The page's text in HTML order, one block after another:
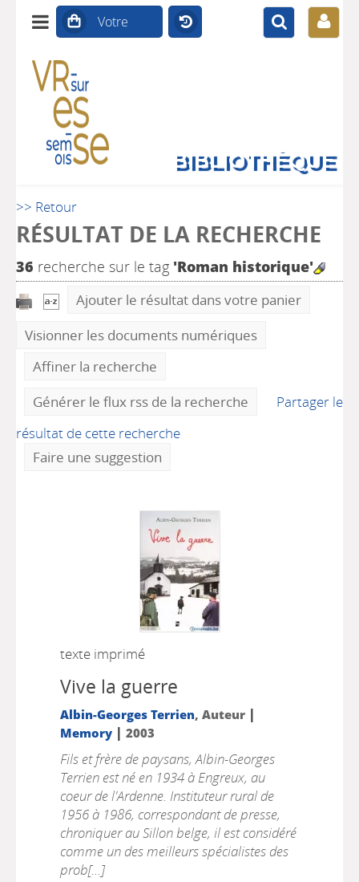
BIBLIOTHÈQUE
>> Retour
RÉSULTAT DE LA RECHERCHE
36 recherche sur le tag 'Roman historique'
Ajouter le résultat dans votre panier
Visionner les documents numériques
Affiner la recherche
Générer le flux rss de la recherche
Partager le
résultat de cette recherche
Faire une suggestion
texte imprimé
Vive la guerre
Albin-Georges Terrien, Auteur |
Memory| 2003
Fils et frère de paysans, Albin-Georges
Terrien est né en 1934 à Engreux, au
coeur de l'Ardenne. Instituteur rural de
1956 à 1986, correspondant de presse,
chroniquer au Sillon belge, il est considéré
comme un des meilleurs spécialistes des
prob[...]